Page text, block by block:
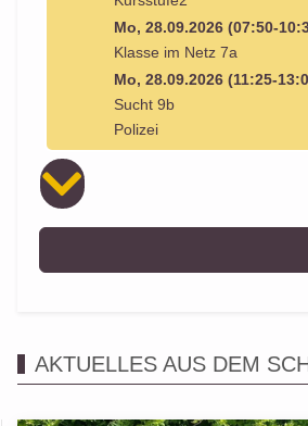
Mo, 28.09.2026 (07:50-
Klasse im Netz 7a
Mo, 28.09.2026 (11:25-
Sucht 9b
Polizei
AKTUELLES AUS DEM